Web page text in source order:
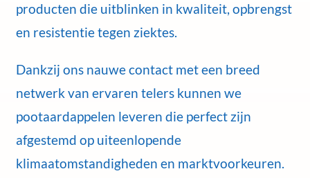
producten die uitblinken in kwaliteit, opbrengst
en resistentie tegen ziektes.
Dankzij ons nauwe contact met een breed
netwerk van ervaren telers kunnen we
pootaardappelen leveren die perfect zijn
afgestemd op uiteenlopende
klimaatomstandigheden en marktvoorkeuren.